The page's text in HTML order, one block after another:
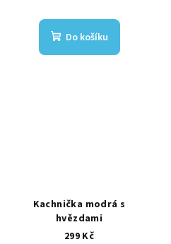
Do košíku
Kachnička modrá s
hvězdami
299 Kč